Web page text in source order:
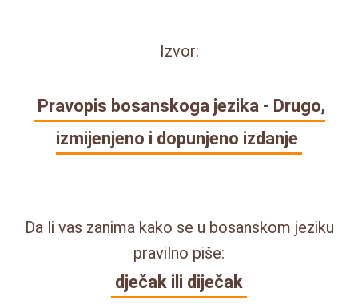
Izvor:
Pravopis bosanskoga jezika - Drugo,
izmijenjeno i dopunjeno izdanje
Da li vas zanima kako se u bosanskom jeziku
pravilno piše:
dječak ili diječak